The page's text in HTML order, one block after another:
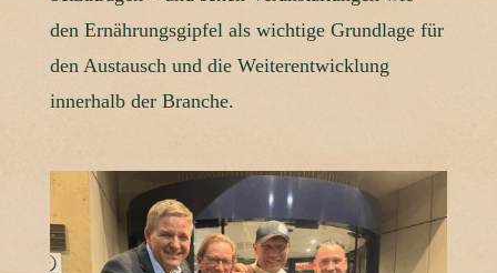
den Ernährungsgipfel als wichtige Grundlage für
den Austausch und die Weiterentwicklung
innerhalb der Branche.